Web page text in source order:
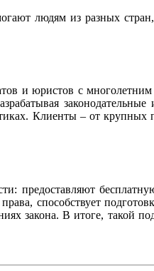
людям из разных
и юристов с
Клиенты – от крупных
предоставляют
способствует
закона. В итоге, такой